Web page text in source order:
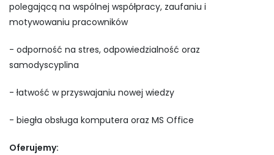
polegającą na wspólnej współpracy, zaufaniu i
motywowaniu pracowników
- odporność na stres, odpowiedzialność oraz
samodyscyplina
- łatwość w przyswajaniu nowej wiedzy
- biegła obsługa komputera oraz MS Office
Oferujemy: